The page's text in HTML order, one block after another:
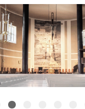
für Gruppen